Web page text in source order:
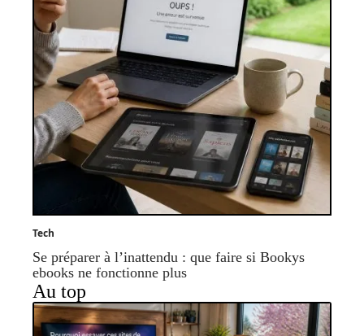
Tech
Se préparer à l’inattendu : que faire si Bookys
ebooks ne fonctionne plus
Au top